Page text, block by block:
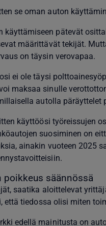
se oman auton
käyttämiseen pätevät
määrittävät tekijät.
on täysin verovapaa.
ei ole täysi
maksaa sinulle
autolla päräyttelet
käyttöösi työreissujen
suosiminen on
ainakin vuoteen 2025
poikkeus säännössä
saatika aloittelevat
että tiedossa olisi miten
edellä mainitusta on